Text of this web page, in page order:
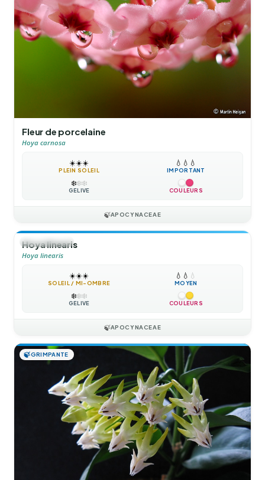
Fleur de porcelaine
Hoya carnosa
☀️☀️☀️
PLEIN SOLEIL
💧 💧 💧
IMPORTANT
❄️❄️❄️
GÉLIVE COULEURS
🍃APOCYNACEAE
🍃GRIMPANTE
Hoya linearis
Hoya linearis
☀️☀️☀️
SOLEIL / MI-OMBRE
💧 💧 💧
MOYEN
❄️❄️❄️
GÉLIVE COULEURS
🍃APOCYNACEAE
🍃GRIMPANTE